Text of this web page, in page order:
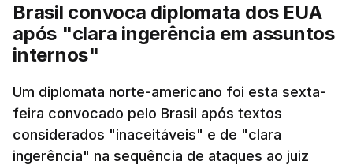
Brasil convoca diplomata dos EUA
após "clara ingerência em assuntos
internos"
Um diplomata norte-americano foi esta sexta-
feira convocado pelo Brasil após textos
considerados "inaceitáveis" e de "clara
ingerência" na sequência de ataques ao juiz